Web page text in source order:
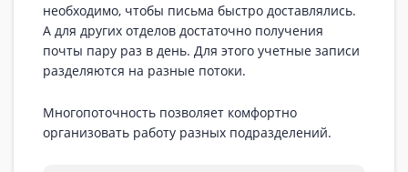
необходимо, чтобы письма быстро доставлялись.
А для других отделов достаточно получения
почты пару раз в день. Для этого учетные записи
разделяются на разные потоки.
Многопоточность позволяет комфортно
организовать работу разных подразделений.